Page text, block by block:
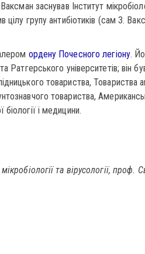
заснував Інститут
групу антибіотиків (сам З.
ордену Почесного легіону.
та Ратгерського університетів; він
товариства, Товариства
товариства,
і медицини.
та вірусології, проф.